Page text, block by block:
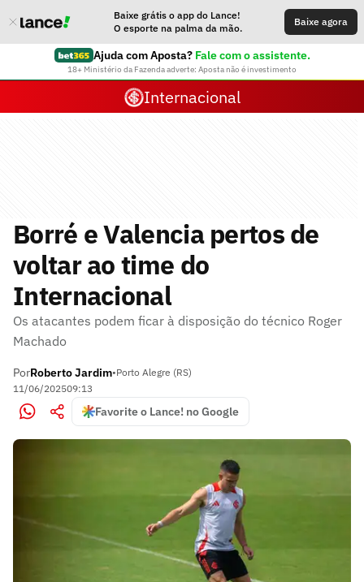
Baixe grátis o app do Lance!
O esporte na palma da mão.
Baixe agora
Ajuda com Aposta? Fale com o assistente.
18+ Ministério da Fazenda adverte: Aposta não é investimento
Internacional
Borré e Valencia pertos de
voltar ao time do
Internacional
Os atacantes podem ficar à disposição do técnico Roger
Machado
PorRoberto Jardim•Porto Alegre (RS)
11/06/202509:13
Favorite o Lance! no Google